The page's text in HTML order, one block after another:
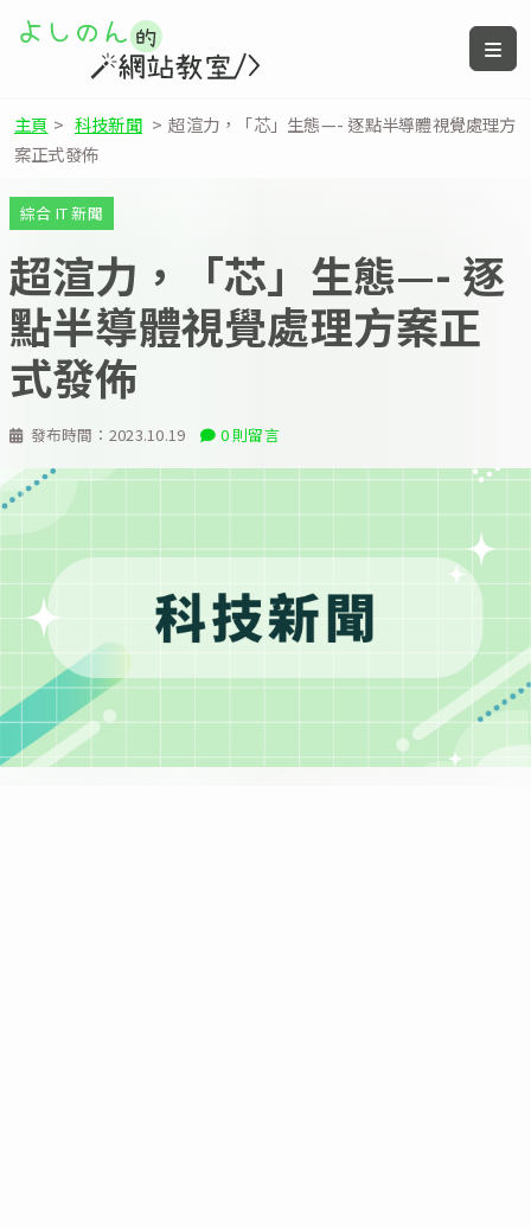
主頁 > 科技新聞 > 超渲力，「芯」生態—- 逐點半導體視覺處理方
案正式發佈
發布時間： 2023.10.19 0 則留言
綜合 IT 新聞
超渲力，「芯」生態—- 逐
點半導體視覺處理方案正
式發佈